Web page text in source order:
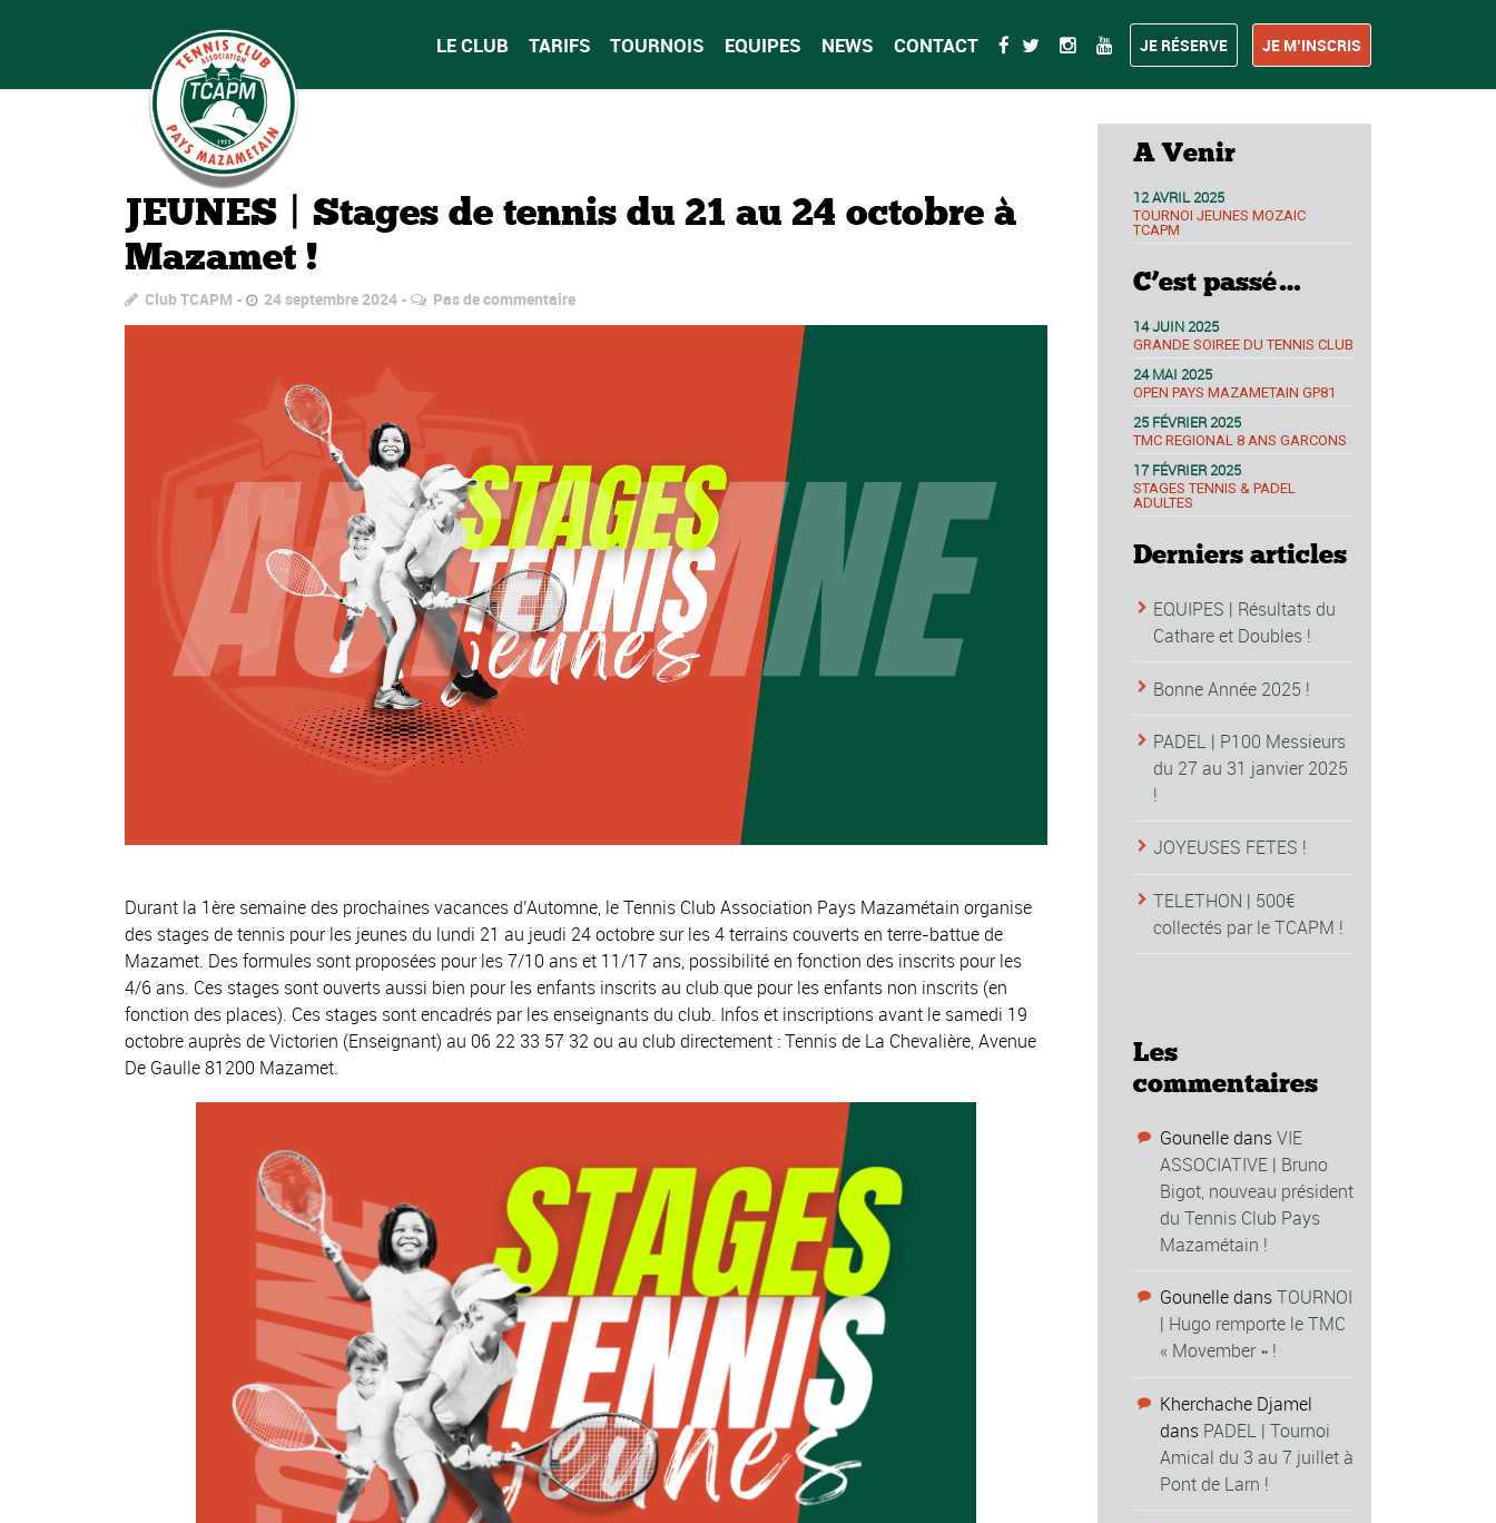
LE CLUB TARIFS TOURNOIS EQUIPES NEWS CONTACT JE RÉSERVE JE M’INSCRIS
JEUNES | Stages de tennis du 21 au 24 octobre à
Mazamet !
Club TCAPM 24 septembre 2024 Pas de commentaire
Durant la 1ère semaine des prochaines vacances d’Automne, le Tennis Club Association Pays Mazamétain organise
des stages de tennis pour les jeunes du lundi 21 au jeudi 24 octobre sur les 4 terrains couverts en terre-battue de
Mazamet. Des formules sont proposées pour les 7/10 ans et 11/17 ans, possibilité en fonction des inscrits pour les
4/6 ans. Ces stages sont ouverts aussi bien pour les enfants inscrits au club que pour les enfants non inscrits (en
fonction des places). Ces stages sont encadrés par les enseignants du club. Infos et inscriptions avant le samedi 19
octobre auprès de Victorien (Enseignant) au 06 22 33 57 32 ou au club directement : Tennis de La Chevalière, Avenue
De Gaulle 81200 Mazamet.
A Venir
12 AVRIL 2025
TOURNOI JEUNES MOZAIC
TCAPM
C’est passé…
14 JUIN 2025
GRANDE SOIREE DU TENNIS CLUB
24 MAI 2025
OPEN PAYS MAZAMETAIN GP81
25 FÉVRIER 2025
TMC REGIONAL 8 ANS GARCONS
17 FÉVRIER 2025
STAGES TENNIS & PADEL
ADULTES
Derniers articles
EQUIPES | Résultats du
Cathare et Doubles !
Bonne Année 2025 !
PADEL | P100 Messieurs
du 27 au 31 janvier 2025
!
JOYEUSES FETES !
TELETHON | 500€
collectés par le TCAPM !
Les
commentaires
GounelledansVIE
ASSOCIATIVE | Bruno
Bigot, nouveau président
du Tennis Club Pays
Mazamétain !
GounelledansTOURNOI
| Hugo remporte le TMC
« Movember » !
Kherchache Djamel
dans PADEL | Tournoi
Amical du 3 au 7 juillet à
Pont de Larn !